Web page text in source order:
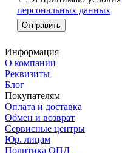
персональных данных
Информация
О компании
Реквизиты
Блог
Покупателям
Оплата и доставка
Обмен и возврат
Сервисные центры
Юр. лицам
Политика ОПД